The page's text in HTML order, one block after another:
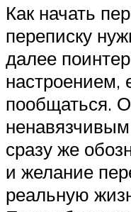
Как начать
переписку
далее
настроением,
пообщаться.
сразу же
и желание
реальную